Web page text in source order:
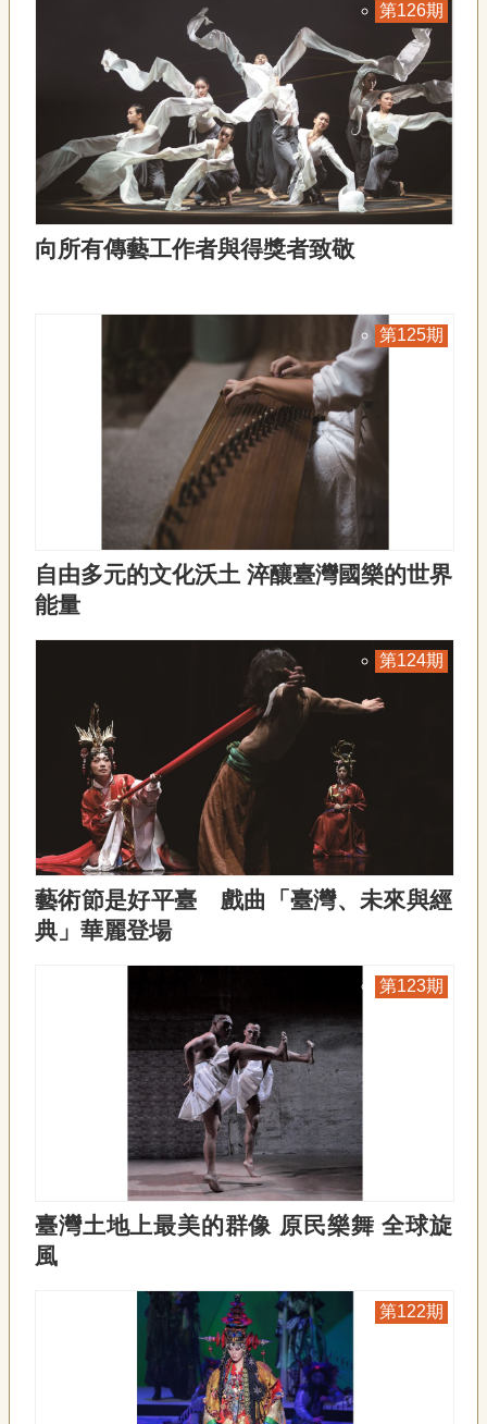
向所有傳藝工作者與得獎者致敬
126
自由多元的文化沃土 淬釀臺灣國樂的世界
能量
125
藝術節是好平臺 戲曲「臺灣、未來與經
典」華麗登場
124
臺灣土地上最美的群像 原民樂舞 全球旋
風
123
122